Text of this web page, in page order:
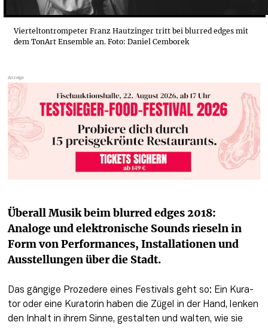
Vierteltontrompeter Franz Hautzinger tritt bei blurred edges mit
dem TonArt Ensemble an. Foto: Daniel Cemborek
Überall Musik beim blurred edges 2018:
Analoge und elektronische Sounds rieseln in
Form von Performances, Installationen und
Ausstellungen über die Stadt.
Das gängige Prozedere eines Festivals geht so: Ein Kura­
tor oder eine Kuratorin haben die Zügel in der Hand, lenken
den Inhalt in ihrem Sinne, gestalten und walten, wie sie